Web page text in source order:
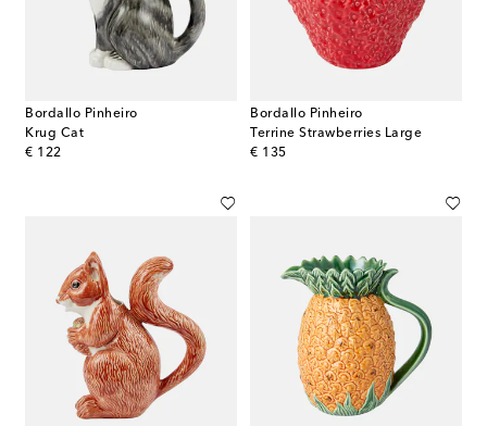
Bordallo Pinheiro
Krug Cat
€ 122
original price
Bordallo Pinheiro
Terrine Strawberries Large
€ 135
original price